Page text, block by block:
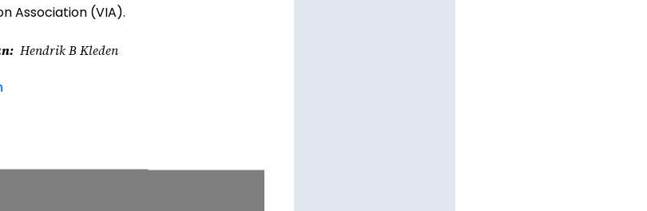
Association (VIA).
Hendrik B Kleden